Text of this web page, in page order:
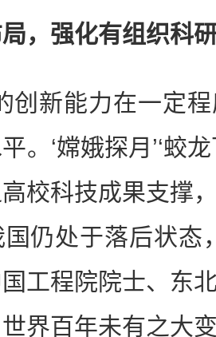
，强化有组织科
新能力在一定程
。‘嫦娥探月’‘蛟
校科技成果支撑
仍处于落后状态
工程院院士、东
界百年未有之大